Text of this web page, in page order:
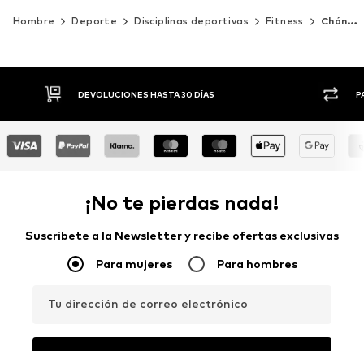
Hombre Deporte Disciplinas deportivas Fitness Chándals
DEVOLUCIONES HASTA 30 DÍAS
¡No te pierdas nada!
Suscríbete a la Newsletter y recibe ofertas exclusivas
Para mujeres Para hombres
Tu dirección de correo electrónico